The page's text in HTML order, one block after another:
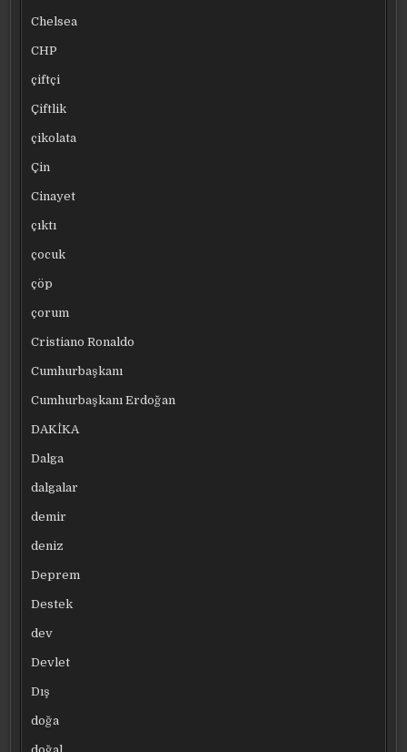
Chelsea
CHP
çiftçi
Çiftlik
çikolata
Çin
Cinayet
çıktı
çocuk
çöp
çorum
Cristiano Ronaldo
Cumhurbaşkanı
Cumhurbaşkanı Erdoğan
DAKİKA
Dalga
dalgalar
demir
deniz
Deprem
Destek
dev
Devlet
Dış
doğa